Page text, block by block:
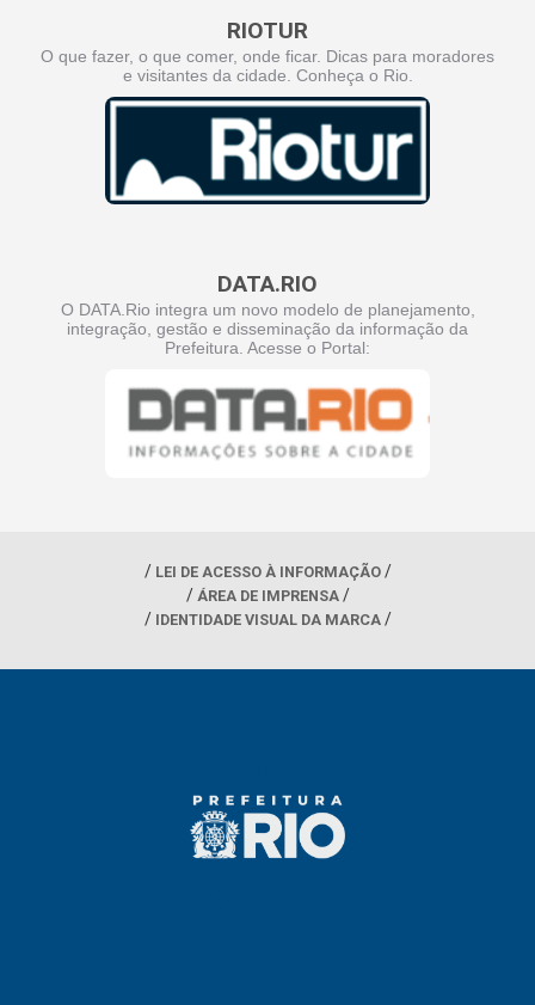
RIOTUR
O que fazer, o que comer, onde ficar. Dicas para moradores
e visitantes da cidade. Conheça o Rio.
DATA.RIO
O DATA.Rio integra um novo modelo de planejamento,
integração, gestão e disseminação da informação da
Prefeitura. Acesse o Portal:
LEI DE ACESSO À INFORMAÇÃO
ÁREA DE IMPRENSA
IDENTIDADE VISUAL DA MARCA